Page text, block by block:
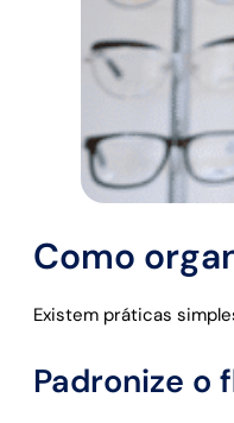
Como
Existem práticas
Padronize o